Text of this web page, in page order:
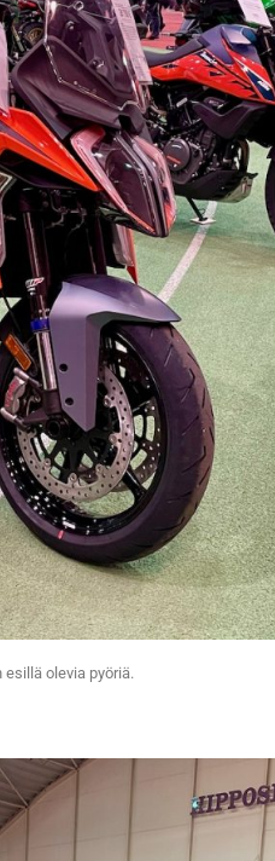
esillä olevia pyöriä.